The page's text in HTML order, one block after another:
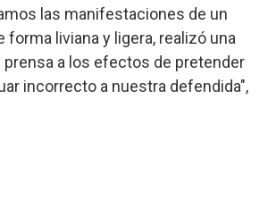
las manifestaciones de un
forma liviana y ligera, realizó una
a los efectos de pretender
incorrecto a nuestra defendida",